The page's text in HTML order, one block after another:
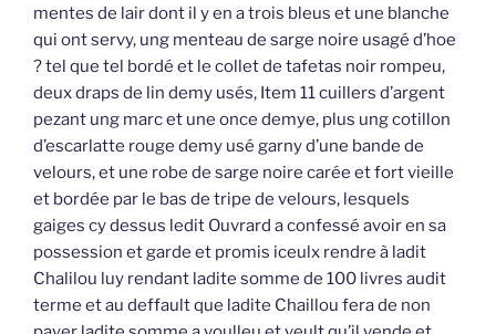
mentes de lair dont il y en a trois bleus et une blanche
qui ont servy, ung menteau de sarge noire usagé d’hoe
? tel que tel bordé et le collet de tafetas noir rompeu,
deux draps de lin demy usés, Item 11 cuillers d’argent
pezant ung marc et une once demye, plus ung cotillon
d’escarlatte rouge demy usé garny d’une bande de
velours, et une robe de sarge noire carée et fort vieille
et bordée par le bas de tripe de velours, lesquels
gaiges cy dessus ledit Ouvrard a confessé avoir en sa
possession et garde et promis iceulx rendre à ladit
Chalilou luy rendant ladite somme de 100 livres audit
terme et au deffault que ladite Chaillou fera de non